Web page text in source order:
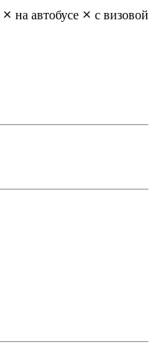
на автобусе
с визовой